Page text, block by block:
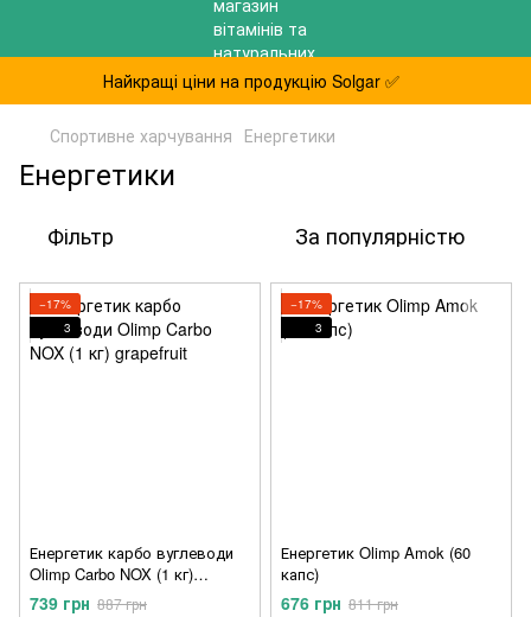
Найкращі ціни на продукцію Solgar ✅
Спортивне харчування Енергетики
Енергетики
Фільтр За популярністю
−17%
3
Енергетик карбо вуглеводи
Olimp Carbo NOX (1 кг)
grapefruit
739 грн 887 грн
−17%
3
Енергетик Olimp Amok (60
капс)
676 грн 811 грн